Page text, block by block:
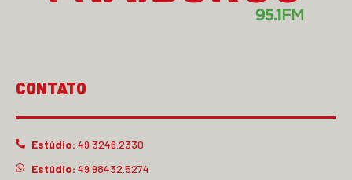
CONTATO
Estúdio: 49 3246.2330
Estúdio: 49 98432.5274